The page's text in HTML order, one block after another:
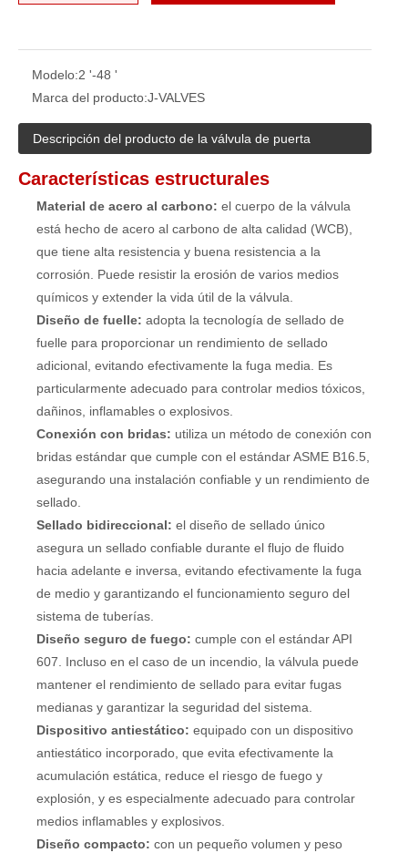
Modelo:2 '-48 '
Marca del producto:J-VALVES
Descripción del producto de la válvula de puerta
Características estructurales
Material de acero al carbono: el cuerpo de la válvula
está hecho de acero al carbono de alta calidad (WCB),
que tiene alta resistencia y buena resistencia a la
corrosión. Puede resistir la erosión de varios medios
químicos y extender la vida útil de la válvula.
Diseño de fuelle: adopta la tecnología de sellado de
fuelle para proporcionar un rendimiento de sellado
adicional, evitando efectivamente la fuga media. Es
particularmente adecuado para controlar medios tóxicos,
dañinos, inflamables o explosivos.
Conexión con bridas: utiliza un método de conexión con
bridas estándar que cumple con el estándar ASME B16.5,
asegurando una instalación confiable y un rendimiento de
sellado.
Sellado bidireccional: el diseño de sellado único
asegura un sellado confiable durante el flujo de fluido
hacia adelante e inversa, evitando efectivamente la fuga
de medio y garantizando el funcionamiento seguro del
sistema de tuberías.
Diseño seguro de fuego: cumple con el estándar API
607. Incluso en el caso de un incendio, la válvula puede
mantener el rendimiento de sellado para evitar fugas
medianas y garantizar la seguridad del sistema.
Dispositivo antiestático: equipado con un dispositivo
antiestático incorporado, que evita efectivamente la
acumulación estática, reduce el riesgo de fuego y
explosión, y es especialmente adecuado para controlar
medios inflamables y explosivos.
Diseño compacto: con un pequeño volumen y peso